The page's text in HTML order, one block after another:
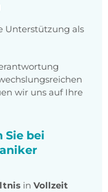
Unterstützung als
wir uns auf Ihre
Sie bei
in Vollzeit